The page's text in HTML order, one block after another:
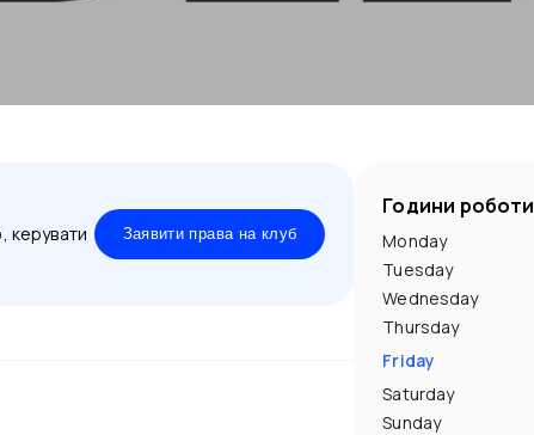
керувати
Заявити права на клуб
Години роботи
Monday
Tuesday
Wednesday
Thursday
Friday
Saturday
Sunday